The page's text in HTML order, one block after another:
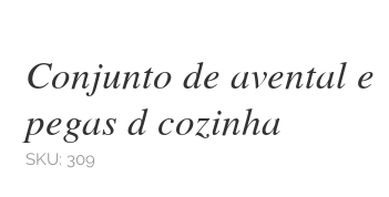
Conjunto de avental e
pegas d cozinha
SKU: 309